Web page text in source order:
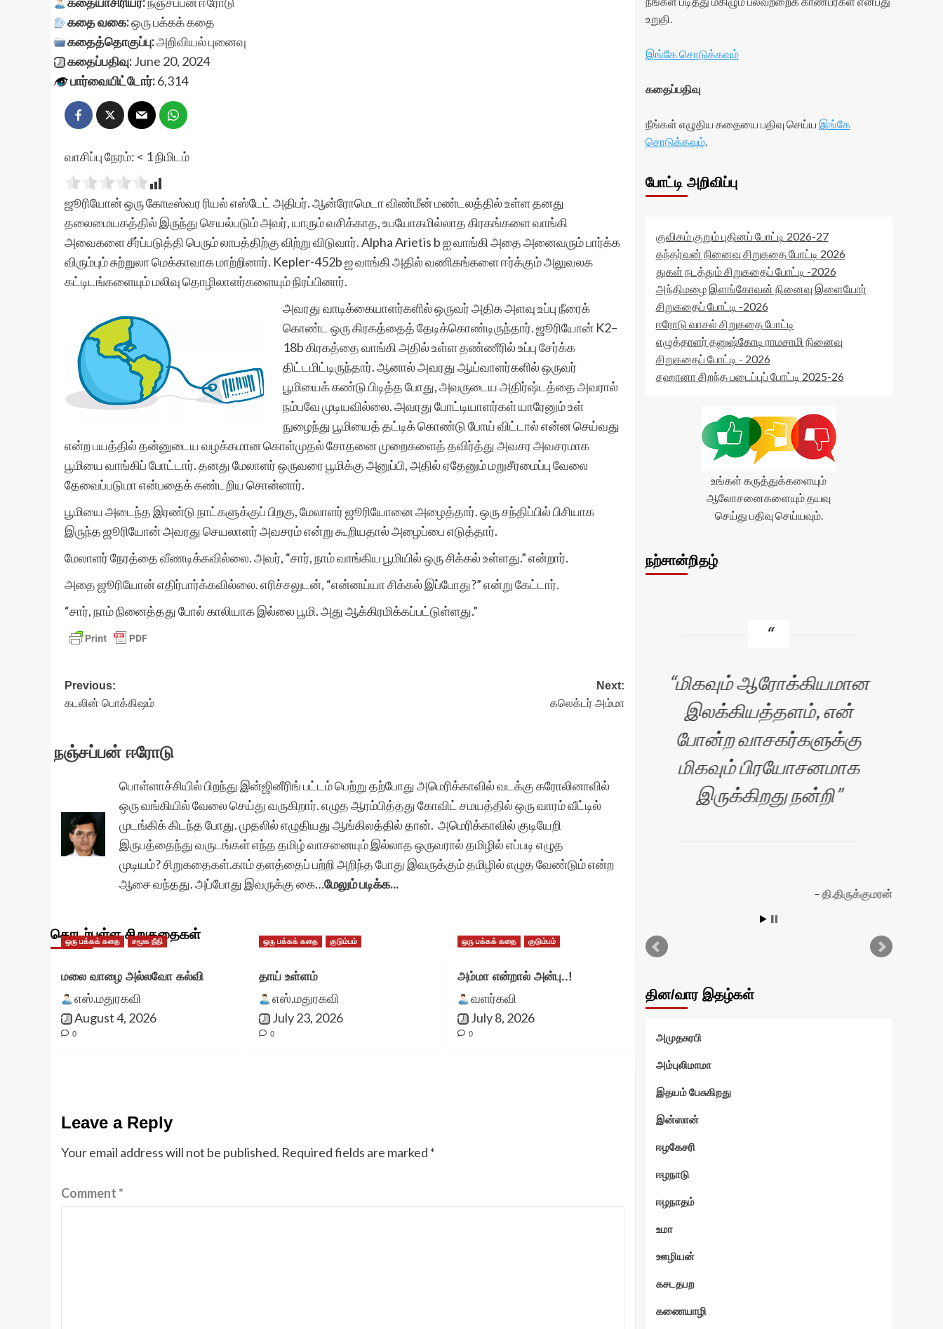
கதை வகை:ஒரு பக்கக் கதை
கதைத்தொகுப்பு:அறிவியல்புனைவு
கதைப்பதிவு:June 20, 2024
பார்வையிட்டோர்:6,314
வாசிப்பு நேரம்: < 1நிமிடம்
ஜூரியோன் ஒரு கோடீஸ்வர ரியல் எஸ்டேட் அதிபர். ஆன்ரோமெடா விண்மீன் மண்டலத்தில் உள்ள தனது
தலைமையகத்தில் இருந்து செயல்படும் அவர், யாரும் வசிக்காத, உபயோகமில்லாத கிரகங்களை வாங்கி
அவைகளை சீர்ப்படுத்தி பெரும் லாபத்திற்கு விற்று விடுவார். Alpha Arietis b ஐ வாங்கி அதை அனைவரும் பார்க்க
விரும்பும் சுற்றுலா மெக்காவாக மாற்றினார். Kepler-452b ஐ வாங்கி அதில் வணிகங்களை ஈர்க்கும் அலுவலக
கட்டிடங்களையும் மலிவு தொழிலாளர்களையும் நிரப்பினார்.
அவரது வாடிக்கையாளர்களில் ஒருவர் அதிக அளவு உப்பு நீரைக்
கொண்ட ஒரு கிரகத்தைத் தேடிக்கொண்டிருந்தார். ஜூரியோன் K2–
18b கிரகத்தை வாங்கி அதில் உள்ள தண்ணீரில் உப்பு சேர்க்க
திட்டமிட்டிருந்தார். ஆனால் அவரது ஆய்வாளர்களில் ஒருவர்
பூமியைக் கண்டு பிடித்த போது, அவருடைய அதிர்ஷ்டத்தை அவரால்
நம்பவே முடியவில்லை. அவரது போட்டியாளர்கள் யாரேனும் உள்
நுழைந்து பூமியைத் தட்டிக் கொண்டு போய் விட்டால் என்ன செய்வது
என்ற பயத்தில் தன்னுடைய வழக்கமான கொள்முதல் சோதனை முறைகளைத் தவிர்த்து அவசர அவசரமாக
பூமியை வாங்கிப் போட்டார். தனது மேலாளர் ஒருவரை பூமிக்கு அனுப்பி, அதில் ஏதேனும் மறுசீரமைப்பு வேலை
தேவைப்படுமா என்பதைக் கண்டறிய சொன்னார்.
பூமியை அடைந்த இரண்டு நாட்களுக்குப் பிறகு, மேலாளர் ஜூரியோனை அழைத்தார். ஒரு சந்திப்பில் பிசியாக
இருந்த ஜூரியோன் அவரது செயலாளர் அவசரம் என்று கூறியதால் அழைப்பை எடுத்தார்.
மேலாளர் நேரத்தை வீணடிக்கவில்லை. அவர், “சார், நாம் வாங்கிய பூமியில் ஒரு சிக்கல் உள்ளது.” என்றார்.
அதை ஜூரியோன் எதிர்பார்க்கவில்லை. எரிச்சலுடன், “என்னய்யா சிக்கல் இப்போது?” என்று கேட்டார்.
“சார், நாம் நினைத்தது போல் காலியாக இல்லை பூமி. அது ஆக்கிரமிக்கப்பட்டுள்ளது.”
Post
navigation
Previous:
கடலின் பொக்கிஷம்
Next:
கலெக்டர் அம்மா
நஞ்சப்பன் ஈரோடு
பொள்ளாச்சியில் பிறந்து இன்ஜினீரிங் பட்டம் பெற்று தற்போது அமெரிக்காவில் வடக்கு கரோலினாவில்
ஒரு வங்கியில் வேலை செய்து வருகிறார். எழுத ஆரம்பித்தது கோவிட் சமயத்தில் ஒரு வாரம் வீட்டில்
முடங்கிக் கிடந்த போது. முதலில் எழுதியது ஆங்கிலத்தில் தான். அமெரிக்காவில் குடியேறி
இருபத்தைந்து வருடங்கள் எந்த தமிழ் வாசனையும் இல்லாத ஒருவரால் தமிழில் எப்படி எழுத
முடியம்? சிறுகதைகள்.காம் தளத்தைப் பற்றி அறிந்த போது இவருக்கும் தமிழில் எழுத வேண்டும் என்ற
ஆசை வந்தது. அப்போது இவருக்கு கை…மேலும் படிக்க...
தொடர்புள்ள சிறுகதைகள்
ஒரு பக்கக் கதை சமூக நீதி
மலை வாழை அல்லவோ கல்வி
எஸ்.மதுரகவி
August 4, 2026
0
ஒரு பக்கக் கதை குடும்பம்
தாய் உள்ளம்
எஸ்.மதுரகவி
July 23, 2026
0
ஒரு பக்கக் கதை குடும்பம்
அம்மா என்றால் அன்பு..!
வளர்கவி
July 8, 2026
0
Leave a Reply
Your email address will not be published. Required fields are marked *
Comment*
உறுதி.
இங்கே சொடுக்கவும்
கதைப்பதிவு
நீங்கள் எழுதிய கதையை பதிவு செய்ய இங்கே
சொடுக்கவும்.
போட்டி அறிவிப்பு
குவிகம் குறும் புதினப் போட்டி 2026-27
கந்தர்வன் நினைவு சிறுகதை போட்டி 2026
துகள் நடத்தும் சிறுகதைப் போட்டி -2026
அந்திமழை இளங்கோவன் நினைவு இளையோர்
சிறுகதைப் போட்டி -2026
ஈரோடு வாசல் சிறுகதை போட்டி
எழுத்தாளர் தனுஷ்கோடி ராமசாமி நினைவு
சிறுகதைப் போட்டி - 2026
சஹானா சிறந்த படைப்புப் போட்டி 2025-26
உங்கள் கருத்துக்களையும்
ஆலோசனைகளையும் தயவு
செய்து பதிவு செய்யவும்.
நற்சான்றிதழ்
தங்கள் சேவை மிகவும்
மதிப்பு மிக்கது. நம்
அரும் சேவையால் தான்
வாழையடி வாழையாக
பெருகேறுகிறது.
இத்தளத்தில் தொடர்ந்து
முயற்சிக்கிறேன்.தங்கள்
மிகவும் ஆரோக்கியமான
இலக்கியத்தளம், என்
போன்ற வாசகர்களுக்கு
மிகவும் பிரயோசனமாக
இருக்கிறது நன்றி
தி.திருக்குமரன்
தின/வார இதழ்கள்
அமுதசுரபி
அம்புலிமாமா
இதயம் பேசுகிறது
இன்ஸான்
ஈழகேசரி
ஈழநாடு
ஈழநாதம்
உமா
ஊழியன்
கசடதபற
கணையாழி